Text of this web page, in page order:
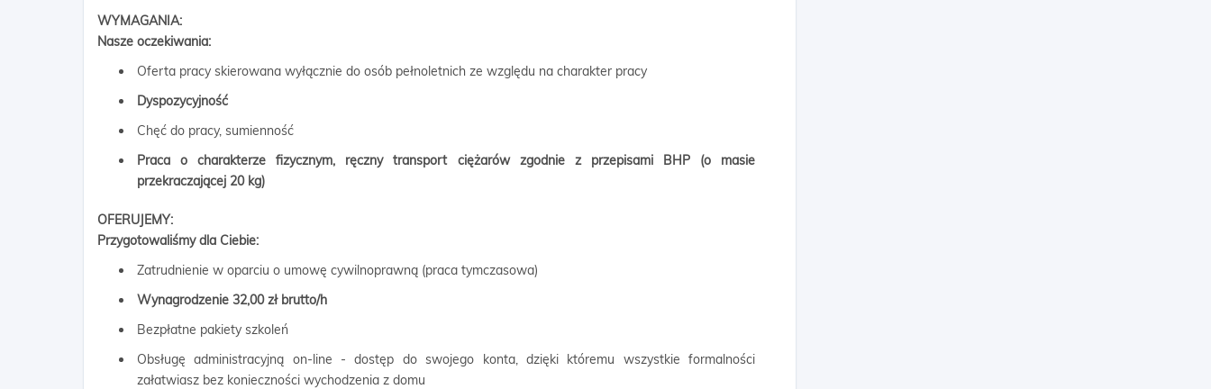
WYMAGANIA:
Nasze oczekiwania:
Oferta pracy skierowana wyłącznie do osób pełnoletnich ze względu na charakter pracy
Dyspozycyjność
Chęć do pracy, sumienność
Praca o charakterze fizycznym, ręczny transport ciężarów zgodnie z przepisami BHP (o masie
przekraczającej 20 kg)
OFERUJEMY:
Przygotowaliśmy dla Ciebie:
Zatrudnienie w oparciu o umowę cywilnoprawną (praca tymczasowa)
Wynagrodzenie 32,00 zł brutto/h
Bezpłatne pakiety szkoleń
Obsługę administracyjną on-line - dostęp do swojego konta, dzięki któremu wszystkie formalności
załatwiasz bez konieczności wychodzenia z domu